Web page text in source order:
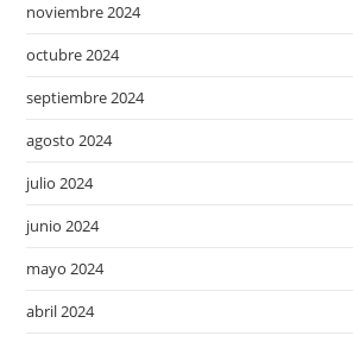
noviembre 2024
octubre 2024
septiembre 2024
agosto 2024
julio 2024
junio 2024
mayo 2024
abril 2024